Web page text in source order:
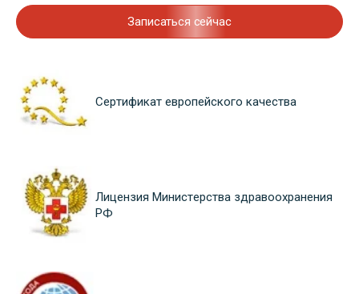
Записаться сейчас
Сертификат европейского качества
Лицензия Министерства здравоохранения
РФ